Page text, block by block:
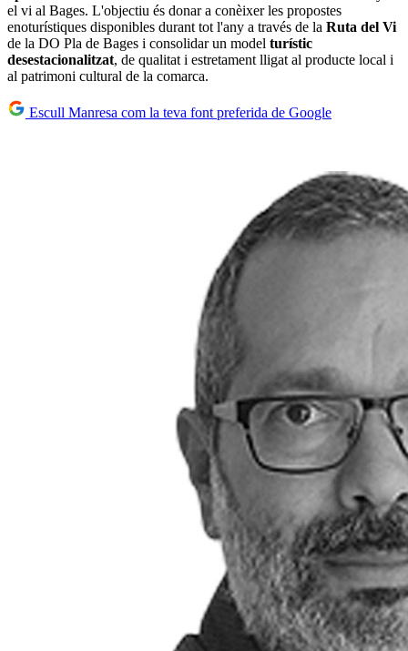
el vi al Bages. L'objectiu és donar a conèixer les propostes
enoturístiques disponibles durant tot l'any a través de la Ruta del Vi
de la DO Pla de Bages i consolidar un model turístic
desestacionalitzat, de qualitat i estretament lligat al producte local i
al patrimoni cultural de la comarca.
Escull Manresa com la teva font preferida de Google